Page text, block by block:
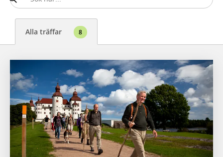
Alla träffar 8